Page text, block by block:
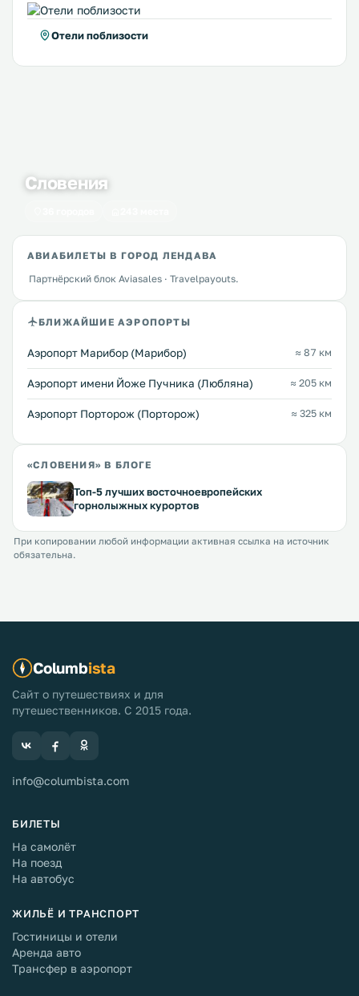
Отели поблизости
Словения
АВИАБИЛЕТЫ В ГОРОД ЛЕНДАВА
Партнёрский блок Aviasales · Travelpayouts.
БЛИЖАЙШИЕ АЭРОПОРТЫ
Аэропорт Марибор (Марибор) ≈ 87 км
Аэропорт имени Йоже Пучника (Любляна) ≈ 205 км
Аэропорт Порторож (Порторож) ≈ 325 км
«СЛОВЕНИЯ» В БЛОГЕ
Топ-5 лучших восточноевропейских
горнолыжных курортов
При копировании любой информации активная ссылка на источник
обязательна.
Columbista
Сайт о путешествиях и для
путешественников. С 2015 года.
info@columbista.com
БИЛЕТЫ
На самолёт
На поезд
На автобус
ЖИЛЬЁ И ТРАНСПОРТ
Гостиницы и отели
Аренда авто
Трансфер в аэропорт